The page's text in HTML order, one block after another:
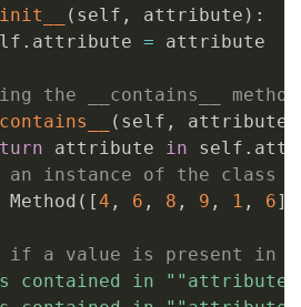
( self , attribute ) :
. attribute = attribute
the __contains__ method
( self , attribute
attribute in self .
an instance of the class
Method ( [4 , 6 , 8 , 9 , 1 , 6]
if a value is present in
contained in " "attribute"